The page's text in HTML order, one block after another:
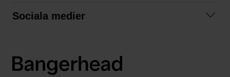
Köpvillkor
Våra fraktalternativ
Sociala medier
LinkedIn